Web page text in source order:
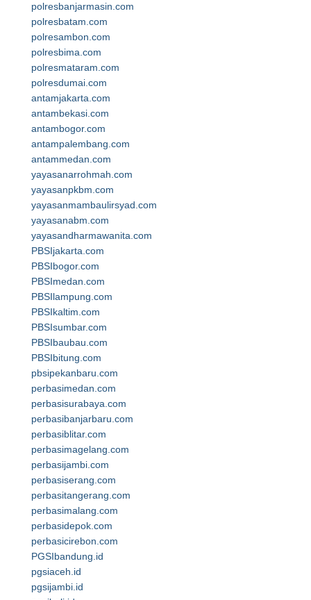
polresbanjarmasin.com
polresbatam.com
polresambon.com
polresbima.com
polresmataram.com
polresdumai.com
antamjakarta.com
antambekasi.com
antambogor.com
antampalembang.com
antammedan.com
yayasanarrohmah.com
yayasanpkbm.com
yayasanmambaulirsyad.com
yayasanabm.com
yayasandharmawanita.com
PBSIjakarta.com
PBSIbogor.com
PBSImedan.com
PBSIlampung.com
PBSIkaltim.com
PBSIsumbar.com
PBSIbaubau.com
PBSIbitung.com
pbsipekanbaru.com
perbasimedan.com
perbasisurabaya.com
perbasibanjarbaru.com
perbasiblitar.com
perbasimagelang.com
perbasijambi.com
perbasiserang.com
perbasitangerang.com
perbasimalang.com
perbasidepok.com
perbasicirebon.com
PGSIbandung.id
pgsiaceh.id
pgsijambi.id